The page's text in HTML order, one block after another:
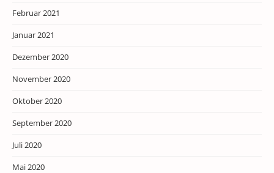
Februar 2021
Januar 2021
Dezember 2020
November 2020
Oktober 2020
September 2020
Juli 2020
Mai 2020